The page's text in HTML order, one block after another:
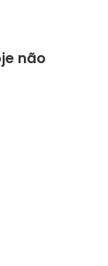
não